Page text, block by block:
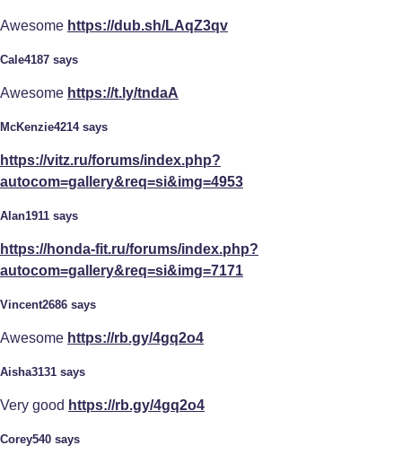
Awesome https://dub.sh/LAqZ3qv
Cale4187 says
Awesome https://t.ly/tndaA
McKenzie4214 says
https://vitz.ru/forums/index.php?
autocom=gallery&req=si&img=4953
Alan1911 says
https://honda-fit.ru/forums/index.php?
autocom=gallery&req=si&img=7171
Vincent2686 says
Awesome https://rb.gy/4gq2o4
Aisha3131 says
Very good https://rb.gy/4gq2o4
Corey540 says